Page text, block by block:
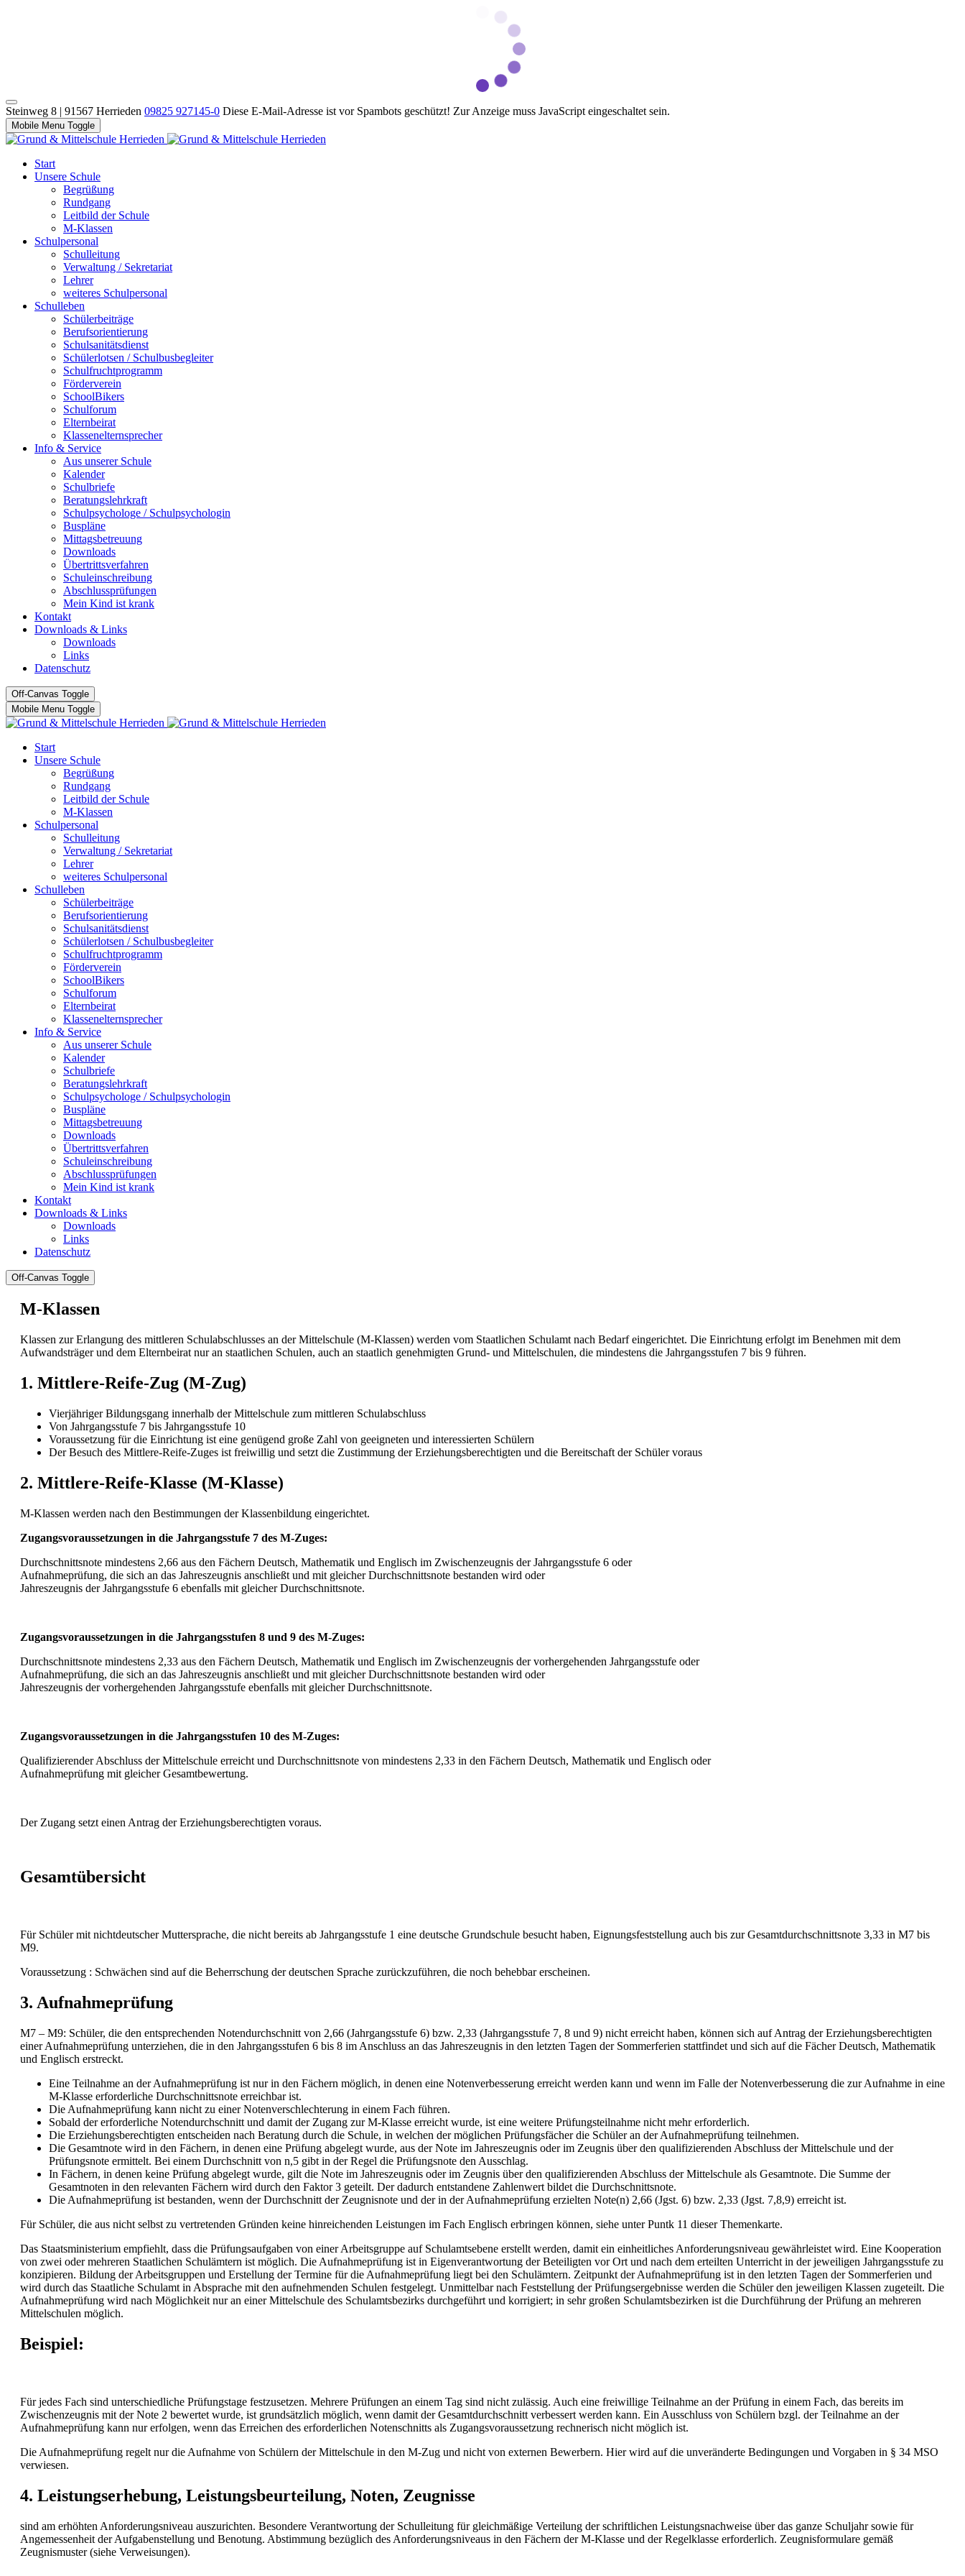
Steinweg 8 | 91567 Herrieden 09825 927145-0 Diese E-Mail-Adresse ist vor Spambots geschützt! Zur Anzeige muss JavaScript eingeschaltet sein.
Mobile Menu Toggle
Start
Unsere Schule
Begrüßung
Rundgang
Leitbild der Schule
M-Klassen
Schulpersonal
Schulleitung
Verwaltung / Sekretariat
Lehrer
weiteres Schulpersonal
Schulleben
Schülerbeiträge
Berufsorientierung
Schulsanitätsdienst
Schülerlotsen / Schulbusbegleiter
Schulfruchtprogramm
Förderverein
SchoolBikers
Schulforum
Elternbeirat
Klassenelternsprecher
Info & Service
Aus unserer Schule
Kalender
Schulbriefe
Beratungslehrkraft
Schulpsychologe / Schulpsychologin
Buspläne
Mittagsbetreuung
Downloads
Übertrittsverfahren
Schuleinschreibung
Abschlussprüfungen
Mein Kind ist krank
Kontakt
Downloads & Links
Downloads
Links
Datenschutz
Off-Canvas Toggle
Mobile Menu Toggle
Start
Unsere Schule
Begrüßung
Rundgang
Leitbild der Schule
M-Klassen
Schulpersonal
Schulleitung
Verwaltung / Sekretariat
Lehrer
weiteres Schulpersonal
Schulleben
Schülerbeiträge
Berufsorientierung
Schulsanitätsdienst
Schülerlotsen / Schulbusbegleiter
Schulfruchtprogramm
Förderverein
SchoolBikers
Schulforum
Elternbeirat
Klassenelternsprecher
Info & Service
Aus unserer Schule
Kalender
Schulbriefe
Beratungslehrkraft
Schulpsychologe / Schulpsychologin
Buspläne
Mittagsbetreuung
Downloads
Übertrittsverfahren
Schuleinschreibung
Abschlussprüfungen
Mein Kind ist krank
Kontakt
Downloads & Links
Downloads
Links
Datenschutz
Off-Canvas Toggle
M-Klassen
Klassen zur Erlangung des mittleren Schulabschlusses an der Mittelschule (M-Klassen) werden vom Staatlichen Schulamt nach Bedarf eingerichtet. Die Einrichtung erfolgt im Benehmen mit dem
Aufwandsträger und dem Elternbeirat nur an staatlichen Schulen, auch an staatlich genehmigten Grund- und Mittelschulen, die mindestens die Jahrgangsstufen 7 bis 9 führen.
1. Mittlere-Reife-Zug (M-Zug)
Vierjähriger Bildungsgang innerhalb der Mittelschule zum mittleren Schulabschluss
Von Jahrgangsstufe 7 bis Jahrgangsstufe 10
Voraussetzung für die Einrichtung ist eine genügend große Zahl von geeigneten und interessierten Schülern
Der Besuch des Mittlere-Reife-Zuges ist freiwillig und setzt die Zustimmung der Erziehungsberechtigten und die Bereitschaft der Schüler voraus
2. Mittlere-Reife-Klasse (M-Klasse)
M-Klassen werden nach den Bestimmungen der Klassenbildung eingerichtet.
Zugangsvoraussetzungen in die Jahrgangsstufe 7 des M-Zuges:
Durchschnittsnote mindestens 2,66 aus den Fächern Deutsch, Mathematik und Englisch im Zwischenzeugnis der Jahrgangsstufe 6 oder
Aufnahmeprüfung, die sich an das Jahreszeugnis anschließt und mit gleicher Durchschnittsnote bestanden wird oder
Jahreszeugnis der Jahrgangsstufe 6 ebenfalls mit gleicher Durchschnittsnote.
Zugangsvoraussetzungen in die Jahrgangsstufen 8 und 9 des M-Zuges:
Durchschnittsnote mindestens 2,33 aus den Fächern Deutsch, Mathematik und Englisch im Zwischenzeugnis der vorhergehenden Jahrgangsstufe oder
Aufnahmeprüfung, die sich an das Jahreszeugnis anschließt und mit gleicher Durchschnittsnote bestanden wird oder
Jahreszeugnis der vorhergehenden Jahrgangsstufe ebenfalls mit gleicher Durchschnittsnote.
Zugangsvoraussetzungen in die Jahrgangsstufen 10 des M-Zuges:
Qualifizierender Abschluss der Mittelschule erreicht und Durchschnittsnote von mindestens 2,33 in den Fächern Deutsch, Mathematik und Englisch oder
Aufnahmeprüfung mit gleicher Gesamtbewertung.
Der Zugang setzt einen Antrag der Erziehungsberechtigten voraus.
Gesamtübersicht
Für Schüler mit nichtdeutscher Muttersprache, die nicht bereits ab Jahrgangsstufe 1 eine deutsche Grundschule besucht haben, Eignungsfeststellung auch bis zur Gesamtdurchschnittsnote 3,33 in M7 bis
M9.
Voraussetzung : Schwächen sind auf die Beherrschung der deutschen Sprache zurückzuführen, die noch behebbar erscheinen.
3. Aufnahmeprüfung
M7 – M9: Schüler, die den entsprechenden Notendurchschnitt von 2,66 (Jahrgangsstufe 6) bzw. 2,33 (Jahrgangsstufe 7, 8 und 9) nicht erreicht haben, können sich auf Antrag der Erziehungsberechtigten
einer Aufnahmeprüfung unterziehen, die in den Jahrgangsstufen 6 bis 8 im Anschluss an das Jahreszeugnis in den letzten Tagen der Sommerferien stattfindet und sich auf die Fächer Deutsch, Mathematik
und Englisch erstreckt.
Eine Teilnahme an der Aufnahmeprüfung ist nur in den Fächern möglich, in denen eine Notenverbesserung erreicht werden kann und wenn im Falle der Notenverbesserung die zur Aufnahme in eine
M-Klasse erforderliche Durchschnittsnote erreichbar ist.
Die Aufnahmeprüfung kann nicht zu einer Notenverschlechterung in einem Fach führen.
Sobald der erforderliche Notendurchschnitt und damit der Zugang zur M-Klasse erreicht wurde, ist eine weitere Prüfungsteilnahme nicht mehr erforderlich.
Die Erziehungsberechtigten entscheiden nach Beratung durch die Schule, in welchen der möglichen Prüfungsfächer die Schüler an der Aufnahmeprüfung teilnehmen.
Die Gesamtnote wird in den Fächern, in denen eine Prüfung abgelegt wurde, aus der Note im Jahreszeugnis oder im Zeugnis über den qualifizierenden Abschluss der Mittelschule und der
Prüfungsnote ermittelt. Bei einem Durchschnitt von n,5 gibt in der Regel die Prüfungsnote den Ausschlag.
In Fächern, in denen keine Prüfung abgelegt wurde, gilt die Note im Jahreszeugnis oder im Zeugnis über den qualifizierenden Abschluss der Mittelschule als Gesamtnote. Die Summe der
Gesamtnoten in den relevanten Fächern wird durch den Faktor 3 geteilt. Der dadurch entstandene Zahlenwert bildet die Durchschnittsnote.
Die Aufnahmeprüfung ist bestanden, wenn der Durchschnitt der Zeugnisnote und der in der Aufnahmeprüfung erzielten Note(n) 2,66 (Jgst. 6) bzw. 2,33 (Jgst. 7,8,9) erreicht ist.
Für Schüler, die aus nicht selbst zu vertretenden Gründen keine hinreichenden Leistungen im Fach Englisch erbringen können, siehe unter Puntk 11 dieser Themenkarte.
Das Staatsministerium empfiehlt, dass die Prüfungsaufgaben von einer Arbeitsgruppe auf Schulamtsebene erstellt werden, damit ein einheitliches Anforderungsniveau gewährleistet wird. Eine Kooperation
von zwei oder mehreren Staatlichen Schulämtern ist möglich. Die Aufnahmeprüfung ist in Eigenverantwortung der Beteiligten vor Ort und nach dem erteilten Unterricht in der jeweiligen Jahrgangsstufe zu
konzipieren. Bildung der Arbeitsgruppen und Erstellung der Termine für die Aufnahmeprüfung liegt bei den Schulämtern. Zeitpunkt der Aufnahmeprüfung ist in den letzten Tagen der Sommerferien und
wird durch das Staatliche Schulamt in Absprache mit den aufnehmenden Schulen festgelegt. Unmittelbar nach Feststellung der Prüfungsergebnisse werden die Schüler den jeweiligen Klassen zugeteilt. Die
Aufnahmeprüfung wird nach Möglichkeit nur an einer Mittelschule des Schulamtsbezirks durchgeführt und korrigiert; in sehr großen Schulamtsbezirken ist die Durchführung der Prüfung an mehreren
Mittelschulen möglich.
Beispiel:
Für jedes Fach sind unterschiedliche Prüfungstage festzusetzen. Mehrere Prüfungen an einem Tag sind nicht zulässig. Auch eine freiwillige Teilnahme an der Prüfung in einem Fach, das bereits im
Zwischenzeugnis mit der Note 2 bewertet wurde, ist grundsätzlich möglich, wenn damit der Gesamtdurchschnitt verbessert werden kann. Ein Ausschluss von Schülern bzgl. der Teilnahme an der
Aufnahmeprüfung kann nur erfolgen, wenn das Erreichen des erforderlichen Notenschnitts als Zugangsvoraussetzung rechnerisch nicht möglich ist.
Die Aufnahmeprüfung regelt nur die Aufnahme von Schülern der Mittelschule in den M-Zug und nicht von externen Bewerbern. Hier wird auf die unveränderte Bedingungen und Vorgaben in § 34 MSO
verwiesen.
4. Leistungserhebung, Leistungsbeurteilung, Noten, Zeugnisse
sind am erhöhten Anforderungsniveau auszurichten. Besondere Verantwortung der Schulleitung für gleichmäßige Verteilung der schriftlichen Leistungsnachweise über das ganze Schuljahr sowie für
Angemessenheit der Aufgabenstellung und Benotung. Abstimmung bezüglich des Anforderungsniveaus in den Fächern der M-Klasse und der Regelklasse erforderlich. Zeugnisformulare gemäß
Zeugnismuster (siehe Verweisungen).